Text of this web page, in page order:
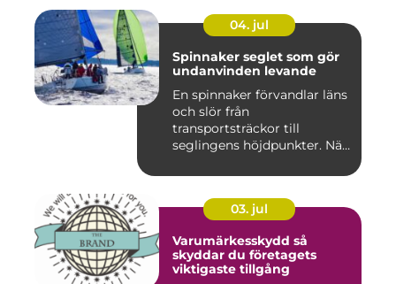
04. jul
Spinnaker seglet som gör
undanvinden levande
En spinnaker förvandlar läns
och slör från
transportsträckor till
seglingens höjdpunkter. När
03. jul
Varumärkesskydd så
skyddar du företagets
viktigaste tillgång